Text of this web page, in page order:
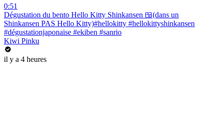
0:51
Dégustation du bento Hello Kitty Shinkansen 🍱(dans un
Shinkansen PAS Hello Kitty)#hellokitty #hellokittyshinkansen
#dégustationjaponaise #ekiben #sanrio
Kiwi Pinku
il y a 4 heures